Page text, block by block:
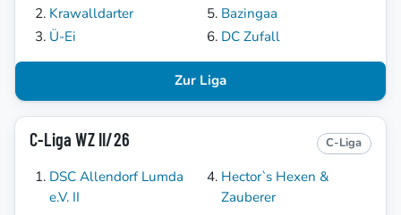
Krawalldarter
Ü-Ei
Bazingaa
DC Zufall
Zur Liga
C-Liga WZ II/26 C-Liga
DSC Allendorf Lumda
e.V. II
Hector`s Hexen &
Zauberer